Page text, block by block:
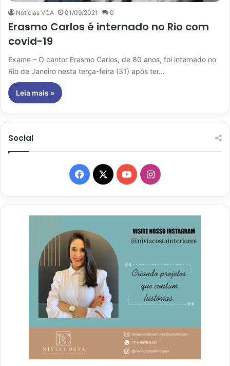
Notícias VCA 01/09/2021 0
Erasmo Carlos é internado no Rio com
covid-19
Exame – O cantor Erasmo Carlos, de 80 anos, foi internado no
Rio de Janeiro nesta terça-feira (31) após ter…
Leia mais »
Social
Facebook
X YouTubeInstagram